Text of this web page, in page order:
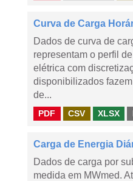
Curva de Carga
Dados de curva de
representam o perfil
elétrica com
disponibilizados
de...
PDF CSV XLSX
Carga de Energia
Dados de carga por
medida em MWmed.